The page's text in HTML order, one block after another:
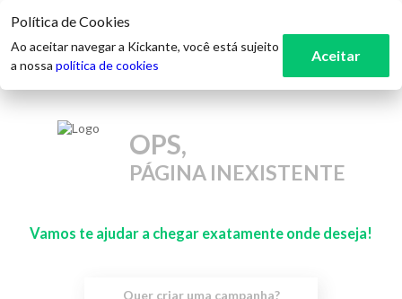
OPS,
PÁGINA INEXISTENTE
Vamos te ajudar a chegar exatamente onde deseja!
Quer criar uma campanha?
Política de Cookies
Ao aceitar navegar a Kickante, você está sujeito
a nossa política de cookies
Aceitar